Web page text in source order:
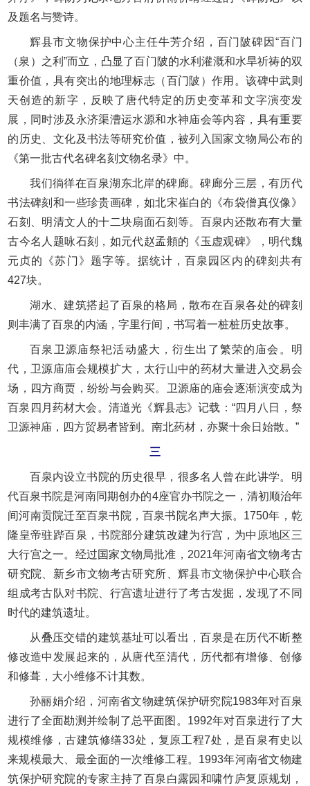
及题名与赞诗。
辉县市文物保护中心主任牛芳介绍，百门陂碑因“百门
（泉）之利”而立，凸显了百门陂的水利灌溉和水旱祈祷的双
重价值，具有突出的地理标志（百门陂）作用。该碑中武则
天创造的新字，反映了唐代特定的历史变革和文字演变发
展，同时涉及永济渠漕运水源和水神庙会等内容，具有重要
的历史、文化及书法等研究价值，被列入国家文物局公布的
《第一批古代名碑名刻文物名录》中。
我们徜徉在百泉湖东北岸的碑廊。碑廊分三层，有历代
书法碑刻和一些珍贵画碑，如北宋崔白的《布袋僧真仪像》
石刻、明清文人的十二块扇面石刻等。百泉内还散布有大量
古今名人题咏石刻，如元代赵孟頫的《玉虚观碑》，明代魏
元贞的《苏门》题字等。据统计，百泉园区内的碑刻共有
427块。
湖水、建筑搭起了百泉的格局，散布在百泉各处的碑刻
则丰满了百泉的内涵，字里行间，书写着一桩桩历史故事。
百泉卫源庙祭祀活动盛大，衍生出了繁荣的庙会。明
代，卫源庙庙会规模扩大，太行山中的药材大量进入交易会
场，四方商贾，纷纷与会购买。卫源庙的庙会逐渐演变成为
百泉四月药材大会。清道光《辉县志》记载：“四月八日，祭
卫源神庙，四方贸易者皆到。南北药材，亦聚十余日始散。”
三
百泉内设立书院的历史很早，很多名人曾在此讲学。明
代百泉书院是河南同期创办的4座官办书院之一，清初顺治年
间河南贡院迁至百泉书院，百泉书院名声大振。1750年，乾
隆皇帝驻跸百泉，书院部分建筑改建为行宫，为中原地区三
大行宫之一。经过国家文物局批准，2021年河南省文物考古
研究院、新乡市文物考古研究所、辉县市文物保护中心联合
组成考古队对书院、行宫遗址进行了考古发掘，发现了不同
时代的建筑遗址。
从叠压交错的建筑基址可以看出，百泉是在历代不断整
修改造中发展起来的，从唐代至清代，历代都有增修、创修
和修葺，大小维修不计其数。
孙丽娟介绍，河南省文物建筑保护研究院1983年对百泉
进行了全面勘测并绘制了总平面图。1992年对百泉进行了大
规模维修，古建筑修缮33处，复原工程7处，是百泉有史以
来规模最大、最全面的一次维修工程。1993年河南省文物建
筑保护研究院的专家主持了百泉白露园和啸竹庐复原规划，